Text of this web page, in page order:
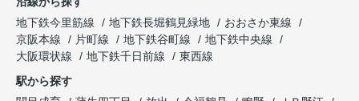
地下鉄今里筋線
地下鉄長堀鶴見緑地
おおさか東線
京阪本線
片町線 地下鉄谷町線
地下鉄中央線
大阪環状線
地下鉄千日前線
東西線
駅から探す